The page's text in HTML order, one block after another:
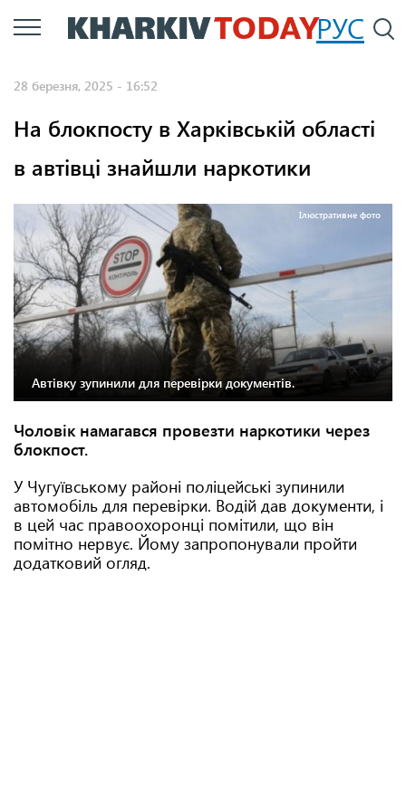
Перейти
до
РУС
28 березня, 2025 - 16:52
На блокпосту в Харківській області
в автівці знайшли наркотики
Ілюстративне фото
Автівку зупинили для перевірки документів.
Чоловік намагався провезти наркотики через
блокпост.
У Чугуївському районі поліцейські зупинили
автомобіль для перевірки. Водій дав документи, і
в цей час правоохоронці помітили, що він
помітно нервує. Йому запропонували пройти
додатковий огляд.